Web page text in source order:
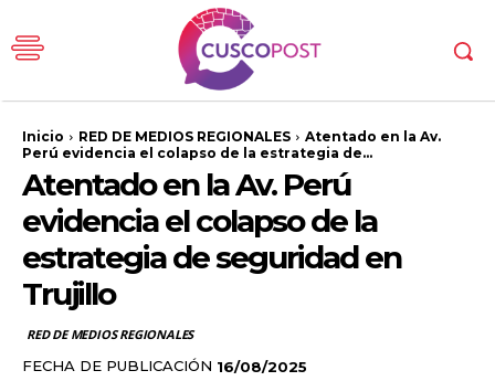
Inicio RED DE MEDIOS REGIONALES
Atentado en la Av.
Perú evidencia el colapso de la estrategia de...
Atentado en la Av. Perú
evidencia el colapso de la
estrategia de seguridad en
Trujillo
RED DE MEDIOS REGIONALES
FECHA DE PUBLICACIÓN 16/08/2025